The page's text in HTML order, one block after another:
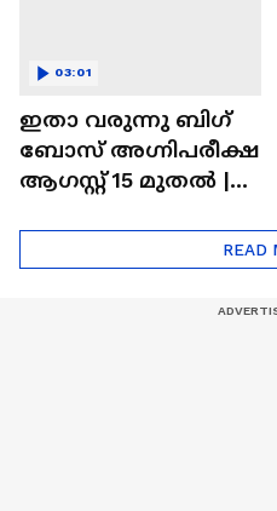
ഇതാ വരുന്നു ബിഗ്
ബോസ് അഗ്നിപരീക്ഷ
ആഗസ്റ്റ് 15 മുതൽ |
03:01
READ